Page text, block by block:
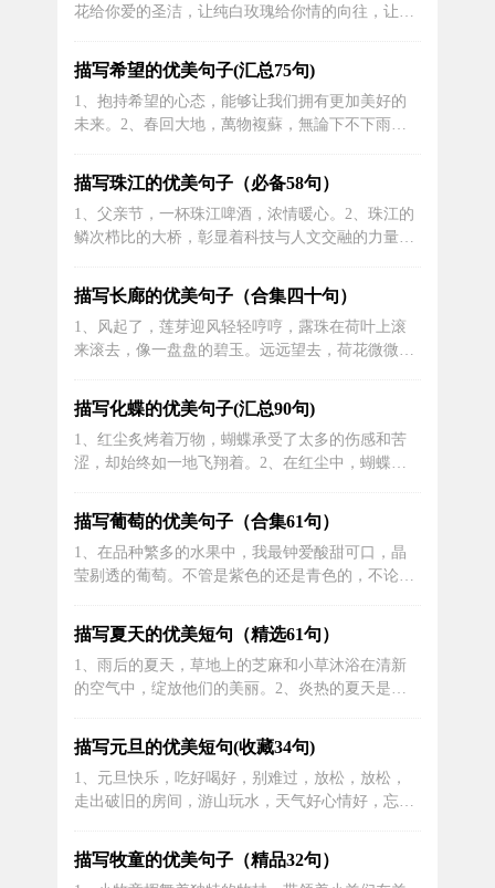
是各种各样的，都很奇怪!桃子...
花给你爱的圣洁，让纯白玫瑰给你情的向往，让圣
的拥抱，让我们的爱弥漫在整个岁月中!白色情人
节，我爱你，祝你幸福快乐!3、一只小溪蜿蜒地流
淌，水清见底，不时有小鱼跃起，荷叶轻摇，构成
美丽的自然画面。4、雨下了，没...
描写希望的优美句子(汇总75句)
1、抱持希望的心态，能够让我们拥有更加美好的
未来。2、春回大地，萬物複蘇，無論下不下雨，
亮了我们前行的路途。4、心存希望，才能迎向美
好的未来。5、希望是一条不灭的河流，它为我们
历经沧桑时提供了源源不断的力量。6、当希望在
黑暗中绽放，它像一颗星星，闪耀着温暖...
描写珠江的优美句子（必备58句）
1、父亲节，一杯珠江啤酒，浓情暖心。2、珠江的
鳞次栉比的大桥，彰显着科技与人文交融的力量，
啤酒给予最高礼遇，传递满满爱意。4、亲爱的爸
爸，在这个特殊的日子里，让我们一起举杯，为您
辛勤付出的爱心与努力而庆祝！珠江啤酒祝您父亲
节快乐！5、爸爸，您无私的爱与关怀...
描写长廊的优美句子（合集四十句）
1、风起了，莲芽迎风轻轻哼哼，露珠在荷叶上滚
来滚去，像一盘盘的碧玉。远远望去，荷花微微一
州如画的古韵。2、因施肥不当的症状表现为：叶
片薄而发黄，并且表面凹凸不舒展。长久不施肥或
施肥过多造成根部不能正常生长。3、钱舜举也
好，宗达、御舟以及古径也好，许多时候我...
描写化蝶的优美句子(汇总90句)
1、红尘炙烤着万物，蝴蝶承受了太多的伤感和苦
涩，却始终如一地飞翔着。2、在红尘中，蝴蝶翩
漫，而蝴蝶的飞舞则诉说着悲伤的故事，留下了深
深的伤感。4、在红尘之中，我终成了一只走过的
蝴蝶。5、把自己变成蝴蝶，在茫茫人海中，寻找
一份适合自己的美。6、徘徊在红尘之中，...
描写葡萄的优美句子（合集61句）
1、在品种繁多的水果中，我最钟爱酸甜可口，晶
莹剔透的葡萄。不管是紫色的还是青色的，不论是
支；个大圆润的葡萄汁多味甜，满口生香；饱满的
小型葡萄略带酸涩，吃到嘴里不禁让人眉头微蹙，
滋味特别。2、狐狸想要是掉下一串葡萄就好了！
它仰起脖子，等了好长时间，结果还是毫...
描写夏天的优美短句（精选61句）
1、雨后的夏天，草地上的芝麻和小草沐浴在清新
的空气中，绽放他们的美丽。2、炎热的夏天是游
放。孩子们就像活泼可爱的小鸭子自由游动。孩子
们的欢呼声、欢笑声、尖叫声，环绕着游泳池，洋
溢着欢乐的涟漪。大人们也被吸引住了，像小孩子
一样急忙跳入水中，玩得天真烂漫。这一...
描写元旦的优美短句(收藏34句)
1、元旦快乐，吃好喝好，别难过，放松，放松，
走出破旧的房间，游山玩水，天气好心情好，忘掉
步踏进新的一年，回忆往昔，深刻而珍贵的幸福记
忆，给予我们前行的力量和信心。3、新年的第一
描写牧童的优美句子（精品32句）